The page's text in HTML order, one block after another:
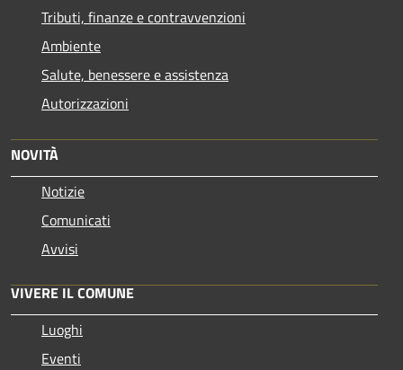
Tributi, finanze e contravvenzioni
Ambiente
Salute, benessere e assistenza
Autorizzazioni
NOVITÀ
Notizie
Comunicati
Avvisi
VIVERE IL COMUNE
Luoghi
Eventi